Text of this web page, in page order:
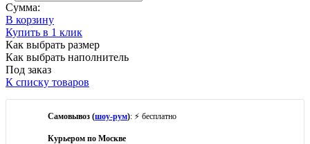
Сумма:
В корзину
Купить в 1 клик
Как выбрать размер
Как выбрать наполнитель
Под заказ
К списку товаров
Самовывоз (шоу-рум): ⚡ бесплатно
Курьером по Москве